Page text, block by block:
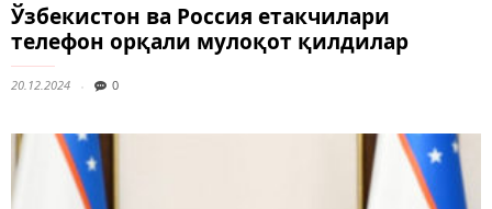
Ўзбекистон ва Россия етакчилари
телефон орқали мулоқот қилдилар
20.12.2024 0